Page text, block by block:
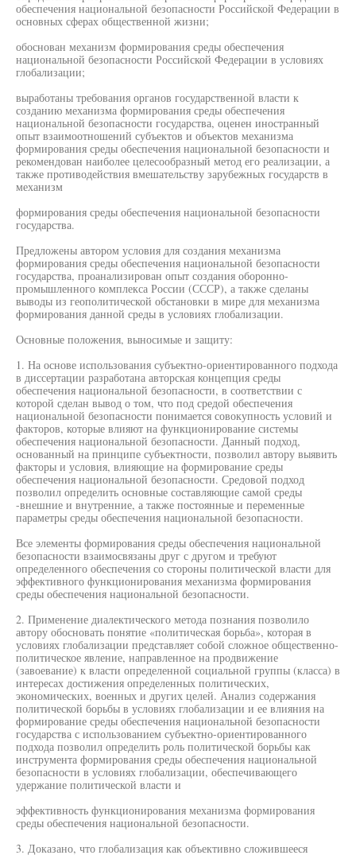
обеспечения национальной безопасности Российской Федерации в
основных сферах общественной жизни;
обоснован механизм формирования среды обеспечения
национальной безопасности Российской Федерации в условиях
глобализации;
выработаны требования органов государственной власти к
созданию механизма формирования среды обеспечения
национальной безопасности государства, оценен иностранный
опыт взаимоотношений субъектов и объектов механизма
формирования среды обеспечения национальной безопасности и
рекомендован наиболее целесообразный метод его реализации, а
также противодействия вмешательству зарубежных государств в
механизм
формирования среды обеспечения национальной безопасности
государства.
Предложены автором условия для создания механизма
формирования среды обеспечения национальной безопасности
государства, проанализирован опыт создания оборонно-
промышленного комплекса России (СССР), а также сделаны
выводы из геополитической обстановки в мире для механизма
формирования данной среды в условиях глобализации.
Основные положения, выносимые и защиту:
1. На основе использования субъектно-ориентированного подхода
в диссертации разработана авторская концепция среды
обеспечения национальной безопасности, в соответствии с
которой сделан вывод о том, что под средой обеспечения
национальной безопасности понимается совокупность условий и
факторов, которые влияют на функционирование системы
обеспечения национальной безопасности. Данный подход,
основанный на принципе субъектности, позволил автору выявить
факторы и условия, влияющие на формирование среды
обеспечения национальной безопасности. Средовой подход
позволил определить основные составляющие самой среды
-внешние и внутренние, а также постоянные и переменные
параметры среды обеспечения национальной безопасности.
Все элементы формирования среды обеспечения национальной
безопасности взаимосвязаны друг с другом и требуют
определенного обеспечения со стороны политической власти для
эффективного функционирования механизма формирования
среды обеспечения национальной безопасности.
2. Применение диалектического метода познания позволило
автору обосновать понятие «политическая борьба», которая в
условиях глобализации представляет собой сложное общественно-
политическое явление, направленное на продвижение
(завоевание) к власти определенной социальной группы (класса) в
интересах достижения определенных политических,
экономических, военных и других целей. Анализ содержания
политической борьбы в условиях глобализации и ее влияния на
формирование среды обеспечения национальной безопасности
государства с использованием субъектно-ориентированного
подхода позволил определить роль политической борьбы как
инструмента формирования среды обеспечения национальной
безопасности в условиях глобализации, обеспечивающего
удержание политической власти и
эффективность функционирования механизма формирования
среды обеспечения национальной безопасности.
3. Доказано, что глобализация как объективно сложившееся